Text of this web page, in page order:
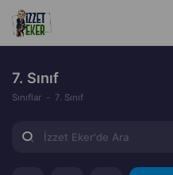
7. Sınıf
Sınıflar 7. Sınıf